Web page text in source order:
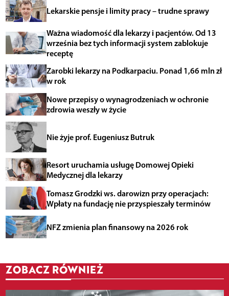
Lekarskie pensje i limity pracy – trudne sprawy
Ważna wiadomość dla lekarzy i pacjentów. Od 13
września bez tych informacji system zablokuje
receptę
Zarobki lekarzy na Podkarpaciu. Ponad 1,66 mln zł
w rok
Nowe przepisy o wynagrodzeniach w ochronie
zdrowia weszły w życie
Nie żyje prof. Eugeniusz Butruk
Resort uruchamia usługę Domowej Opieki
Medycznej dla lekarzy
Tomasz Grodzki ws. darowizn przy operacjach:
Wpłaty na fundację nie przyspieszały terminów
NFZ zmienia plan finansowy na 2026 rok
ZOBACZ RÓWNIEŻ